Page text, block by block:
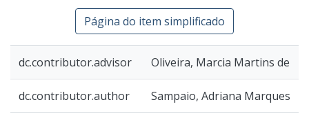
Página do item simplificado
dc.contributor.advisor Oliveira, Marcia Martins de
dc.contributor.author Sampaio, Adriana Marques